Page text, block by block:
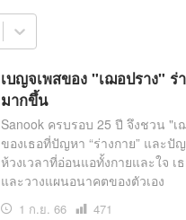
สุขภาพ
Sanook
เบญจเพสของ "เฌอปราง" ร่
มากขึ้น
Sanook ครบรอบ 25 ปี จึงชวน "
ของเธอที่ปัญหา “ร่างกาย” และปั
ห้วงเวลาที่อ่อนแอทั้งกายและใจ เ
และวางแผนอนาคตของตัวเอง
1 ก.ย. 66
เปิด
471